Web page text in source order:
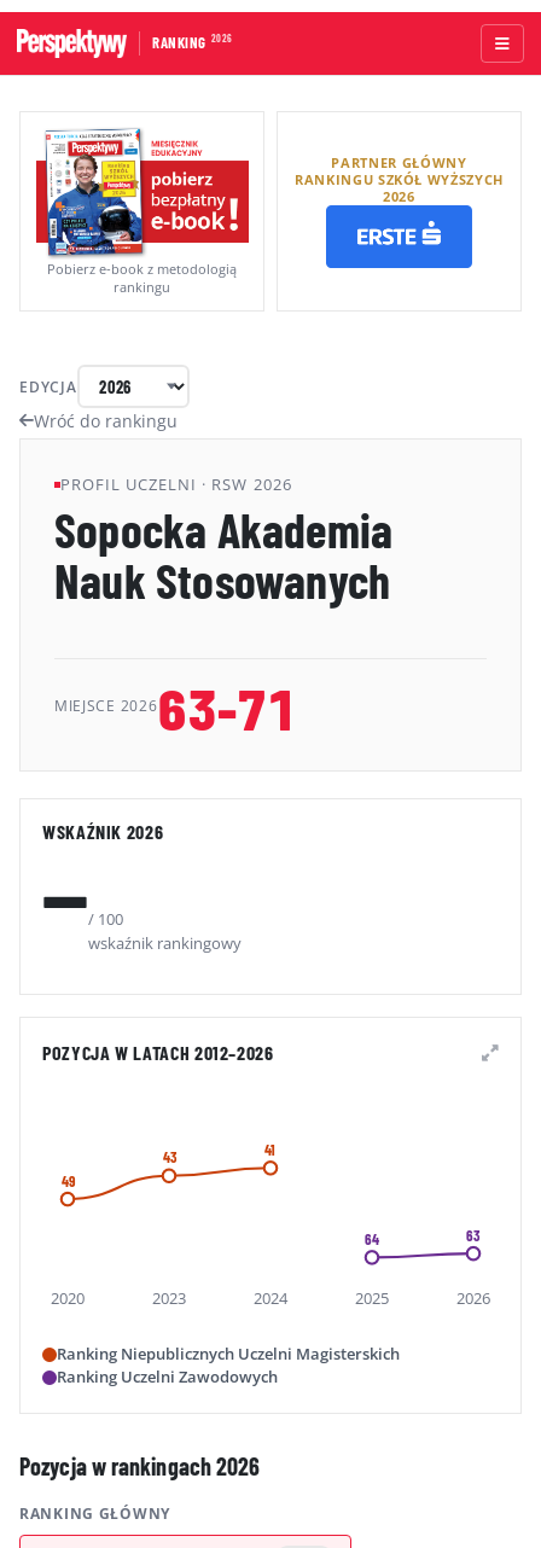
RANKING 2026
STRONA GŁÓWNA
UCZELNIE AKADEMICKIE
UCZELNIE ZAWODOWE
RANKINGI WG TYPÓW UCZELNI
RANKINGI WG GRUP KRYTERIÓW
RANKING KIERUNKÓW STUDIÓW
METODOLOGIA
Pobierz e-book z metodologią
rankingu
PARTNER GŁÓWNY
RANKINGU SZKÓŁ WYŻSZYCH
2026
Wróć do rankingu
EDYCJA
PROFIL UCZELNI · RSW 2026
Sopocka Akademia
Nauk Stosowanych
MIEJSCE 202663-71
WSKAŹNIK 2026
—/ 100
wskaźnik rankingowy
POZYCJA W LATACH 2012–2026
2020 2023 2024 2025 2026
49
43 41
64 63
Ranking Niepublicznych Uczelni Magisterskich
Ranking Uczelni Zawodowych
Pozycja w rankingach 2026
RANKING GŁÓWNY